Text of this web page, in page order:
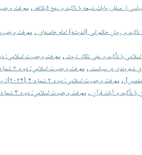
از منظر روایات شیعه با تاکید بر نهج البلاغه ,
بر روش حکمرانی (اندیشه) امام خامنه‌ای ,
با تأکید بر نفی تکاثر ثروت , معرفت و بصیرت اسلامی: دوره ۲ شماره ۴ (۲۰۲۴):
شهروندی در سیاست , معرفت و بصیرت اسلامی: دوره ۲ شماره ۴ (۲۰۲۴): پیاپی ۶
مقدس) , معرفت و بصیرت اسلامی: دوره ۲ شماره ۴ (۲۰۲۴): پیاپی ۶
تأکید بر آیات قرآن , معرفت و بصیرت اسلامی: دوره ۴ شماره ۱ (۱۴۰۵): بهار ۱۴۰۵